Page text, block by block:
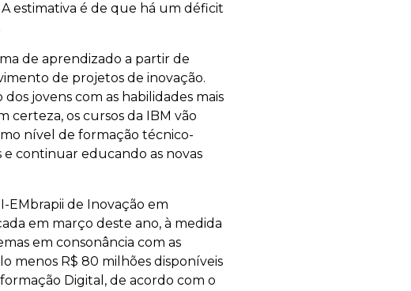
estimativa é de que há um déficit
de aprendizado a partir de
de projetos de inovação.
jovens com as habilidades mais
certeza, os cursos da IBM vão
nível de formação técnico-
continuar educando as novas
EMbrapii de Inovação em
em março deste ano, à medida
em consonância com as
menos R$ 80 milhões disponíveis
Digital, de acordo com o